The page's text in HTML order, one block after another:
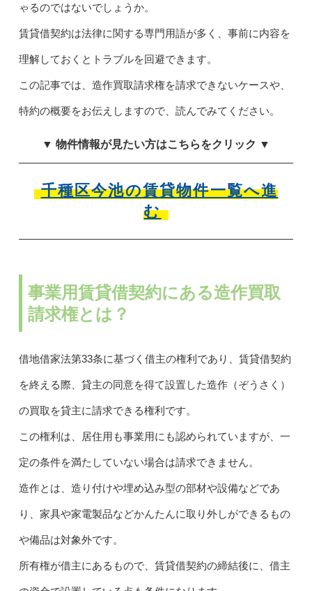
ゃるのではないでしょうか。
賃貸借契約は法律に関する専門用語が多く、事前に内容を
理解しておくとトラブルを回避できます。
この記事では、造作買取請求権を請求できないケースや、
特約の概要をお伝えしますので、読んでみてください。
▼ 物件情報が見たい方はこちらをクリック ▼
千種区今池の賃貸物件一覧へ進
む
事業用賃貸借契約にある造作買取
請求権とは？
借地借家法第33条に基づく借主の権利であり、賃貸借契約
を終える際、貸主の同意を得て設置した造作（ぞうさく）
の買取を貸主に請求できる権利です。
この権利は、居住用も事業用にも認められていますが、一
定の条件を満たしていない場合は請求できません。
造作とは、造り付けや埋め込み型の部材や設備などであ
り、家具や家電製品などかんたんに取り外しができるもの
や備品は対象外です。
所有権が借主にあるもので、賃貸借契約の締結後に、借主